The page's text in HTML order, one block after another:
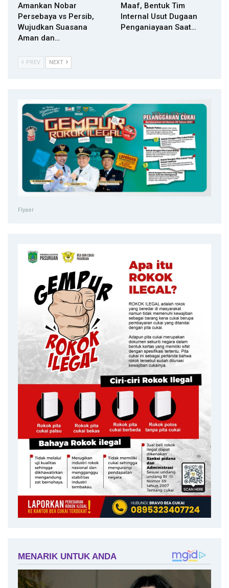
Amankan Nobar
Persebaya vs Persib,
Wujudkan Suasana
Aman dan…
Maaf, Bentuk Tim
Internal Usut Dugaan
Penganiayaan Saat…
PREV NEXT
Flyaer